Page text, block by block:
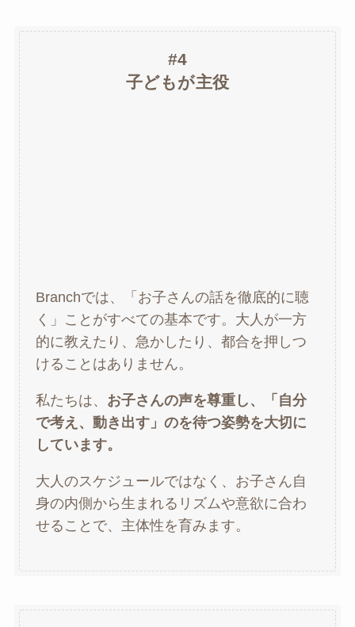
#4
子どもが主役
Branchでは、「お子さんの話を徹底的に聴
く」ことがすべての基本です。大人が一方
的に教えたり、急かしたり、都合を押しつ
けることはありません。
私たちは、 お子さんの声を尊重し、「自分
で考え、動き出す」のを待つ姿勢を大切に
しています。
大人のスケジュールではなく、お子さん自
身の内側から生まれるリズムや意欲に合わ
せることで、主体性を育みます。